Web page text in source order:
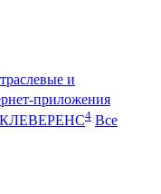
и
приложения
КЛЕВЕРЕНС4 Все